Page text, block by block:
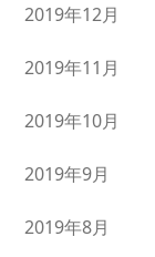
2019年12月
2019年11月
2019年10月
2019年9月
2019年8月